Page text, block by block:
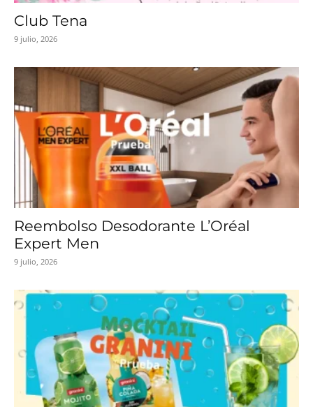
Club Tena
9 julio, 2026
Reembolso Desodorante L’Oréal
Expert Men
9 julio, 2026